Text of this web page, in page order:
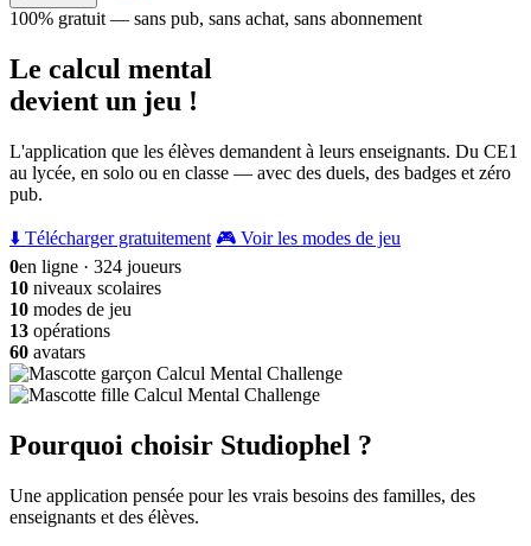
100% gratuit — sans pub, sans achat, sans abonnement
Le calcul mental
devient un jeu !
L'application que les élèves demandent à leurs enseignants. Du CE1
au lycée, en solo ou en classe — avec des duels, des badges et zéro
pub.
⬇️ Télécharger gratuitement 🎮 Voir les modes de jeu
0en ligne · 324 joueurs
10 niveaux scolaires
10 modes de jeu
13 opérations
60 avatars
Pourquoi choisir Studiophel ?
Une application pensée pour les vrais besoins des familles, des
enseignants et des élèves.